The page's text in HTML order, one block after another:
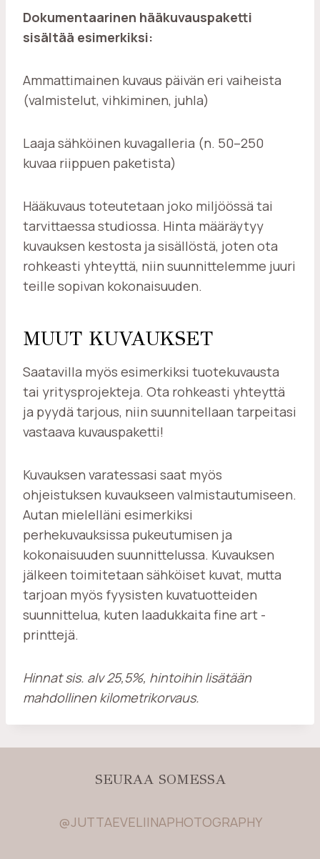
Dokumentaarinen hääkuvauspaketti
sisältää esimerkiksi:
Ammattimainen kuvaus päivän eri vaiheista
(valmistelut, vihkiminen, juhla)
Laaja sähköinen kuvagalleria (n. 50–250
kuvaa riippuen paketista)
Hääkuvaus toteutetaan joko miljöössä tai
tarvittaessa studiossa. Hinta määräytyy
kuvauksen kestosta ja sisällöstä, joten ota
rohkeasti yhteyttä, niin suunnittelemme juuri
teille sopivan kokonaisuuden.
MUUT KUVAUKSET
Saatavilla myös esimerkiksi tuotekuvausta
tai yritysprojekteja. Ota rohkeasti yhteyttä
ja pyydä tarjous, niin suunnitellaan tarpeitasi
vastaava kuvauspaketti!
Kuvauksen varatessasi saat myös
ohjeistuksen kuvaukseen valmistautumiseen.
Autan mielelläni esimerkiksi
perhekuvauksissa pukeutumisen ja
kokonaisuuden suunnittelussa. Kuvauksen
jälkeen toimitetaan sähköiset kuvat, mutta
tarjoan myös fyysisten kuvatuotteiden
suunnittelua, kuten laadukkaita fine art -
printtejä.
Hinnat sis. alv 25,5%, hintoihin lisätään
mahdollinen kilometrikorvaus.
SEURAA SOMESSA
@JUTTAEVELIINAPHOTOGRAPHY